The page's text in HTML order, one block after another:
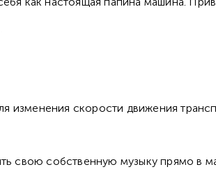
изменения скорости движения
свою собственную музыку прямо в